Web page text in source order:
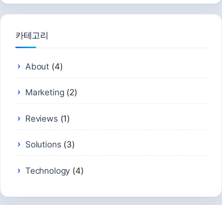
human.
카테고리
About (4)
Marketing (2)
Reviews (1)
Solutions (3)
Technology (4)